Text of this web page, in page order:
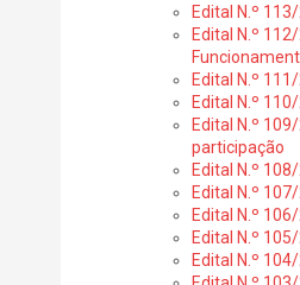
Edital N.º
Edital N.º
Edital N.º
Edital N.º
Edital N.º
participação
Edital N.º
Edital N.º
Edital N.º
Edital N.º
Edital N.º